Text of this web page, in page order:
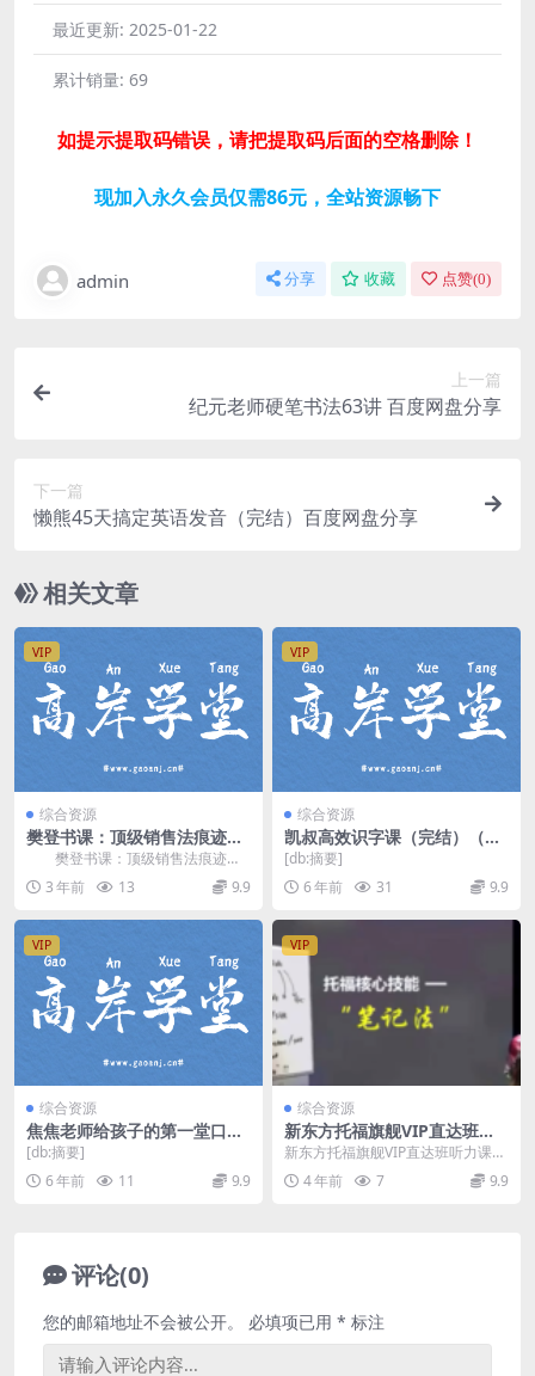
最近更新: 2025-01-22
累计销量: 69
如提示提取码错误，请把提取码后面的空格删除！
现加入永久会员仅需86元，全站资源畅下
admin 分享 收藏 点赞(0)
上一篇
纪元老师硬笔书法63讲 百度网盘分享
下一篇
懒熊45天搞定英语发音（完结）百度网盘分享
相关文章
VIP
综合资源
樊登书课：顶级销售法痕迹识
人·读懂人心（完结）百度网盘
分享
樊登书课：顶级销售法痕迹识
人，读懂人心，完结版百度网盘分
享销售课程1.71G...
3 年前 13 9.9
VIP
综合资源
凯叔高效识字课（完结）（高
清视频）百度网盘
[db:摘要]
6 年前
31 9.9
VIP
综合资源
焦焦老师给孩子的第一堂口才
表达课（全55集高清视频）
（含10集音频）百度网盘
[db:摘要]
6 年前
11 9.9
VIP
综合资源
新东方托福旗舰VIP直达班听
力课程 百度网盘分享下载
新东方托福旗舰VIP直达班听力课
程，百度网盘英语托福课程8.07G
标清视频。
4 年前 7 9.9
评论(0)
您的邮箱地址不会被公开。 必填项已用 * 标注